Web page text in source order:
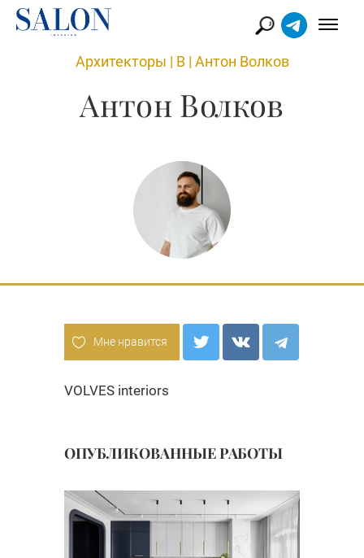
Архитекторы | В | Антон Волков
Антон Волков
Мне нравится
VOLVES interiors
ОПУБЛИКОВАННЫЕ РАБОТЫ